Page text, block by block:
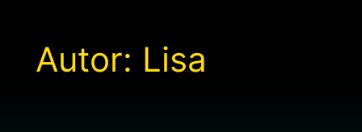
Autor: Lisa